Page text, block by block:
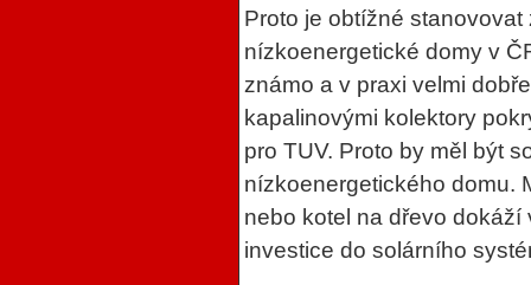
Proto je obtížné
nízkoenergetické domy v
známo a v praxi velmi
kapalinovými kolektory
pro TUV. Proto by měl být
nízkoenergetického domu.
nebo kotel na dřevo
investice do solárního